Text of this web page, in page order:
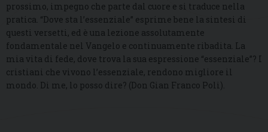
prossimo, impegno che parte dal cuore e si traduce nella
pratica. “Dove sta l’essenziale” esprime bene la sintesi di
questi versetti, ed è una lezione assolutamente
fondamentale nel Vangelo e continuamente ribadita. La
mia vita di fede, dove trova la sua espressione “essenziale”? I
cristiani che vivono l’essenziale, rendono migliore il
mondo. Di me, lo posso dire? (Don Gian Franco Poli).